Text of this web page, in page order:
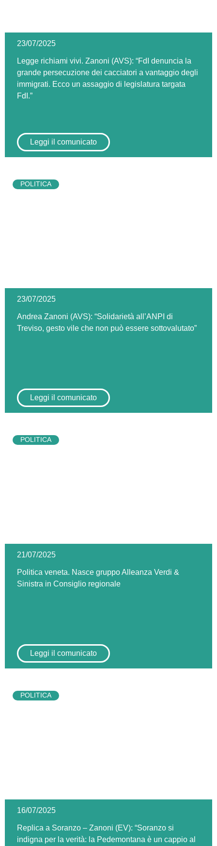
23/07/2025
Legge richiami vivi. Zanoni (AVS): “FdI denuncia la
grande persecuzione dei cacciatori a vantaggio degli
immigrati. Ecco un assaggio di legislatura targata
FdI.”
Leggi il comunicato
23/07/2025
Andrea Zanoni (AVS): “Solidarietà all’ANPI di
Treviso, gesto vile che non può essere sottovalutato”
Leggi il comunicato
POLITICA
21/07/2025
Politica veneta. Nasce gruppo Alleanza Verdi &
Sinistra in Consiglio regionale
Leggi il comunicato
POLITICA
16/07/2025
Replica a Soranzo – Zanoni (EV): “Soranzo si
indigna per la verità: la Pedemontana è un cappio al
POLITICA